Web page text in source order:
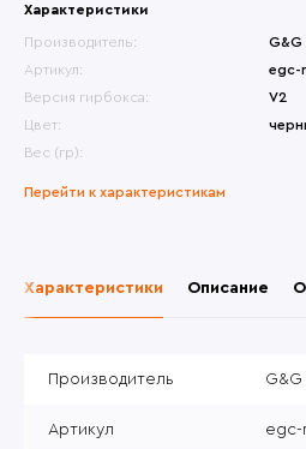
Характеристики
Производитель:
G&G
Артикул:
egc-
Версия гирбокса:
V2
Цвет:
Вес (гр):
Перейти к характеристикам
Характеристики Описание
Производитель G&G
Артикул egc-